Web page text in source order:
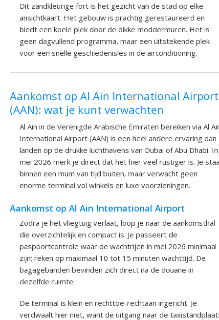
Dit zandkleurige fort is het gezicht van de stad op elke
ansichtkaart. Het gebouw is prachtig gerestaureerd en
biedt een koele plek door de dikke moddermuren. Het is
geen dagvullend programma, maar een uitstekende plek
voor een snelle geschiedenisles in de airconditioning.
Aankomst op Al Ain International Airport
(AAN): wat je kunt verwachten
Al Ain in de Verenigde Arabische Emiraten bereiken via Al
International Airport (AAN) is een heel andere ervaring dan
landen op de drukke luchthavens van Dubai of Abu Dhabi. In
mei 2026 merk je direct dat het hier veel rustiger is. Je
binnen een mum van tijd buiten, maar verwacht geen
enorme terminal vol winkels en luxe voorzieningen.
Aankomst op Al Ain International Airport
Zodra je het vliegtuig verlaat, loop je naar de aankomsthal
die overzichtelijk en compact is. Je passeert de
paspoortcontrole waar de wachtrijen in mei 2026 minimaal
zijn; reken op maximaal 10 tot 15 minuten wachttijd. De
bagagebanden bevinden zich direct na de douane in
dezelfde ruimte.
De terminal is klein en rechttoe-rechtaan ingericht. Je
verdwaalt hier niet, want de uitgang naar de